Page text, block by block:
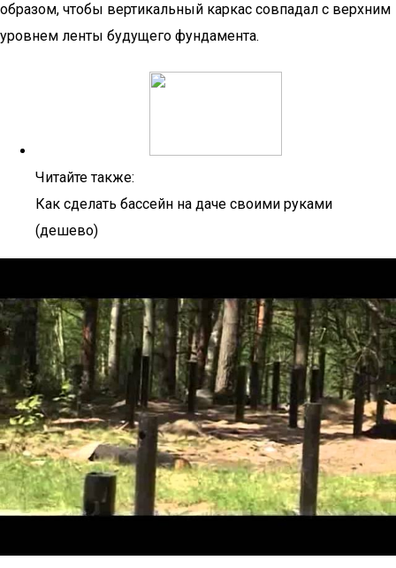
образом, чтобы вертикальный каркас совпадал с верхним
уровнем ленты будущего фундамента.
Читайте также:
Как сделать бассейн на даче своими руками
(дешево)